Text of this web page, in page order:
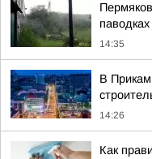
паводках
14:35
В
14:26
Как